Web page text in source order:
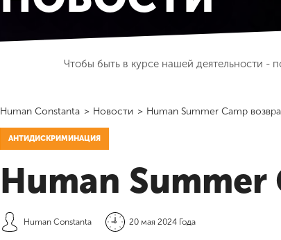
Чтобы быть в курсе нашей деятельности -
Human Constanta > Новости > Human Summer Camp
АНТИДИСКРИМИНАЦИЯ
Human Summer
Human Constanta 20 мая 2024 Года